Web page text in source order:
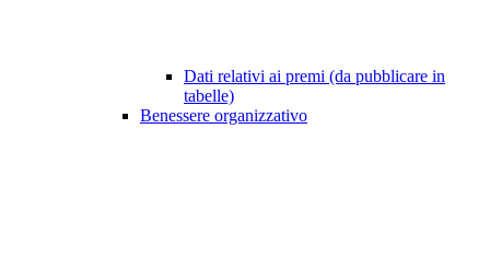
Dati relativi ai premi (da pubblicare in
tabelle)
Benessere organizzativo